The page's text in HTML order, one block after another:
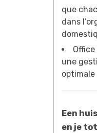
que
dans
une
optimale
Een
en je